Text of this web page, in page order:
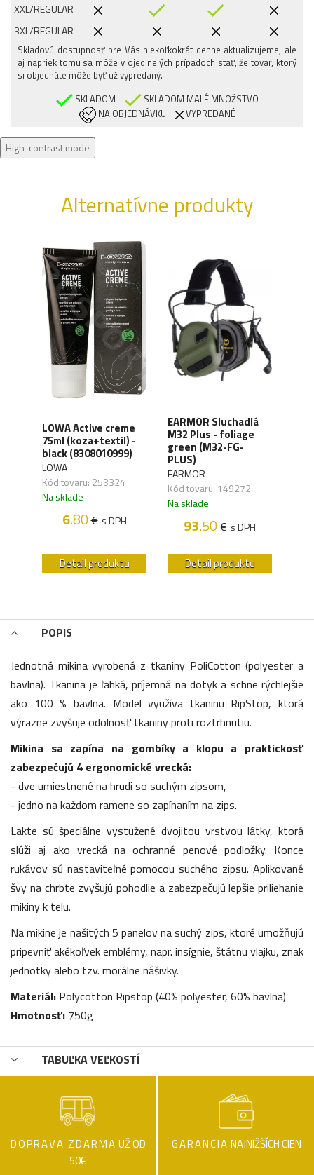
XXL/REGULAR
3XL/REGULAR
Skladovú dostupnosť pre Vás niekoľkokrát denne aktualizujeme, ale
aj napriek tomu sa môže v ojedinelých prípadoch stať, že tovar, ktorý
si objednáte môže byť už vypredaný.
SKLADOM
SKLADOM MALÉ MNOŽSTVO
NA OBJEDNÁVKU
VYPREDANÉ
High-contrast mode
Alternatívne produkty
LOWA Active creme
75ml (koza+textil) -
black (8308010999)
LOWA
Kód tovaru: 253324
Na sklade
6.80€ s DPH
Detail produktu
EARMOR Sluchadlá
M32 Plus - foliage
green (M32-FG-
PLUS)
EARMOR
Kód tovaru: 149272
Na sklade
93.50€ s DPH
Detail produktu
POPIS
Jednotná mikina vyrobená z tkaniny PoliCotton (polyester a
bavlna). Tkanina je ľahká, príjemná na dotyk a schne rýchlejšie
ako 100 % bavlna. Model využíva tkaninu RipStop, ktorá
výrazne zvyšuje odolnosť tkaniny proti roztrhnutiu.
Mikina sa zapína na gombíky a klopu a praktickosť
zabezpečujú 4 ergonomické vrecká:
- dve umiestnené na hrudi so suchým zipsom,
- jedno na každom ramene so zapínaním na zips.
Lakte sú špeciálne vystužené dvojitou vrstvou látky, ktorá
slúži aj ako vrecká na ochranné penové podložky. Konce
rukávov sú nastaviteľné pomocou suchého zipsu. Aplikované
švy na chrbte zvyšujú pohodlie a zabezpečujú lepšie priliehanie
mikiny k telu.
Na mikine je našitých 5 panelov na suchý zips, ktoré umožňujú
pripevniť akékoľvek emblémy, napr. insígnie, štátnu vlajku, znak
jednotky alebo tzv. morálne nášivky.
Materiál: Polycotton Ripstop (40% polyester, 60% bavlna)
Hmotnosť: 750g
TABUĽKA VEĽKOSTÍ
DOPRAVA ZDARMA UŽ OD
50€
GARANCIA NAJNIŽŠÍCH CIEN